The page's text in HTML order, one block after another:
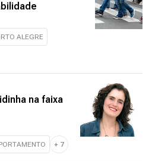
ALEGRE
na faixa
+ 7